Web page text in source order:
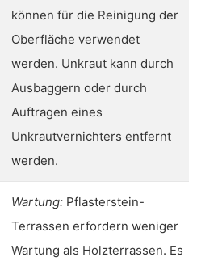
können für die Reinigung der
Oberfläche verwendet
werden. Unkraut kann durch
Ausbaggern oder durch
Auftragen eines
Unkrautvernichters entfernt
werden.
Wartung: Pflasterstein-
Terrassen erfordern weniger
Wartung als Holzterrassen. Es